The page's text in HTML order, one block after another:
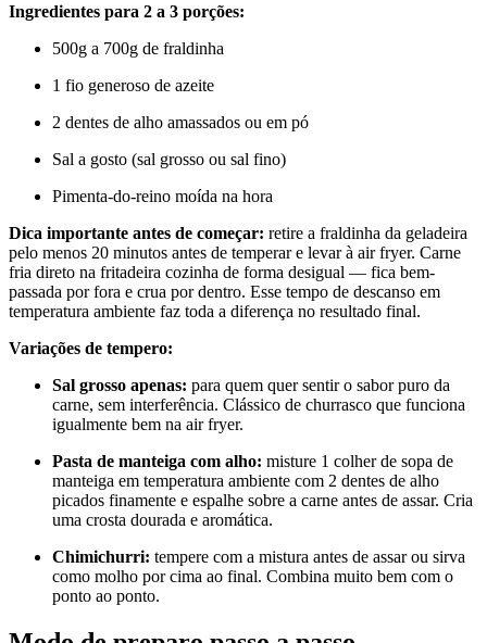
Ingredientes para 2 a 3 porções:
500g a 700g de fraldinha
1 fio generoso de azeite
2 dentes de alho amassados ou em pó
Sal a gosto (sal grosso ou sal fino)
Pimenta-do-reino moída na hora
Dica importante antes de começar: retire a fraldinha da geladeira
pelo menos 20 minutos antes de temperar e levar à air fryer. Carne
fria direto na fritadeira cozinha de forma desigual — fica bem-
passada por fora e crua por dentro. Esse tempo de descanso em
temperatura ambiente faz toda a diferença no resultado final.
Variações de tempero:
Sal grosso apenas: para quem quer sentir o sabor puro da
carne, sem interferência. Clássico de churrasco que funciona
igualmente bem na air fryer.
Pasta de manteiga com alho: misture 1 colher de sopa de
manteiga em temperatura ambiente com 2 dentes de alho
picados finamente e espalhe sobre a carne antes de assar. Cria
uma crosta dourada e aromática.
Chimichurri: tempere com a mistura antes de assar ou sirva
como molho por cima ao final. Combina muito bem com o
ponto ao ponto.